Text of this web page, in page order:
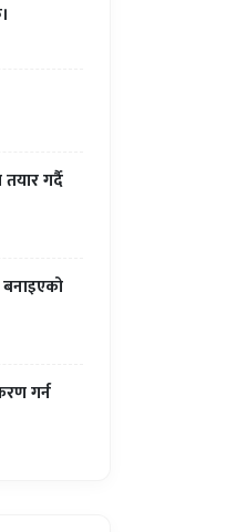
गर्दै
गर्न